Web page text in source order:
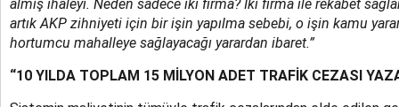
almış ihaleyi. Neden sadece iki firma? İki firma ile rekabet
artık AKP zihniyeti için bir işin yapılma sebebi, o işin kamu
hortumcu mahalleye sağlayacağı yarardan ibaret.”
“10 YILDA TOPLAM 15 MİLYON ADET TRAFİK CEZASI